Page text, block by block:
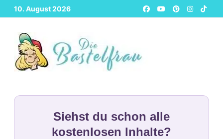
Zurück
zum
Inhalt
10. August 2026
Siehst du schon alle
kostenlosen Inhalte?